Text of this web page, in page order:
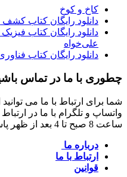
کاخ و کوخ
دانلود رایگان کتاب کشف
دانلود رایگان کتاب
علی‌خواه
دانلود رایگان کتاب
چطوری با ما در تماس
واتساپ و تلگرام با ما در
ساعت 8 صبح تا 4 بعد از ظهر پاسخگوی کاربران عزیز می باشیم
درباره ما
ارتباط با ما
قوانین